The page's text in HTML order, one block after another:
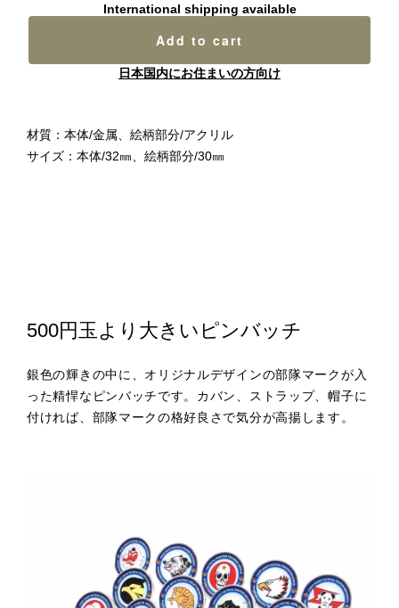
International shipping available
Add to cart
日本国内にお住まいの方向け
材質：本体/金属、絵柄部分/アクリル
サイズ：本体/32㎜、絵柄部分/30㎜
500円玉より大きいピンバッチ
銀色の輝きの中に、オリジナルデザインの部隊マークが入
った精悍なピンバッチです。カバン、ストラップ、帽子に
付ければ、部隊マークの格好良さで気分が高揚します。